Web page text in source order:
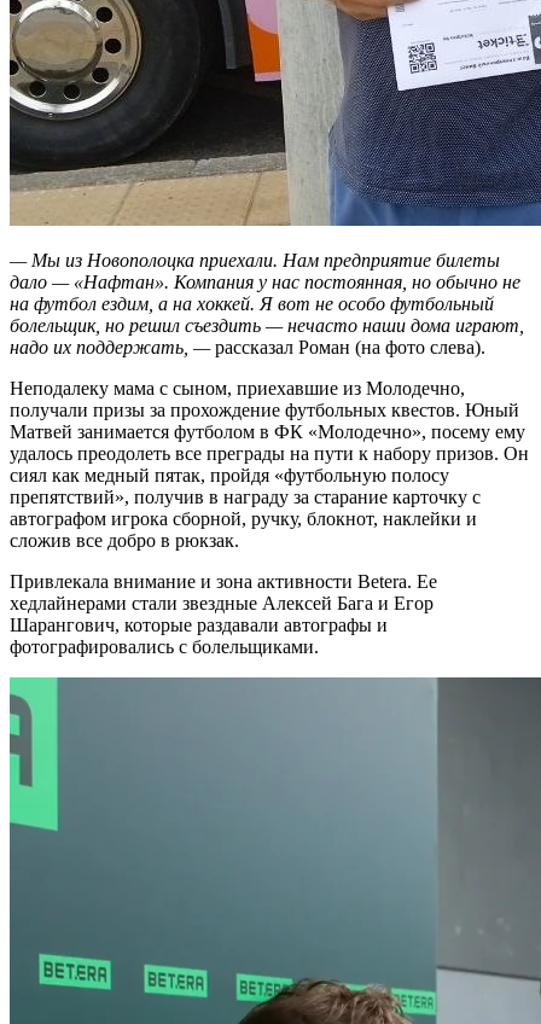
— Мы из Новополоцка приехали. Нам предприятие билеты
дало — «Нафтан». Компания у нас постоянная, но обычно не
на футбол ездим, а на хоккей. Я вот не особо футбольный
болельщик, но решил съездить — нечасто наши дома играют,
надо их поддержать, —рассказал Роман (на фото слева).
Неподалеку мама с сыном, приехавшие из Молодечно,
получали призы за прохождение футбольных квестов. Юный
Матвей занимается футболом в ФК «Молодечно», посему ему
удалось преодолеть все преграды на пути к набору призов. Он
сиял как медный пятак, пройдя «футбольную полосу
препятствий», получив в награду за старание карточку с
автографом игрока сборной, ручку, блокнот, наклейки и
сложив все добро в рюкзак.
Привлекала внимание и зона активности Betera. Ее
хедлайнерами стали звездные Алексей Бага и Егор
Шарангович, которые раздавали автографы и
фотографировались с болельщиками.